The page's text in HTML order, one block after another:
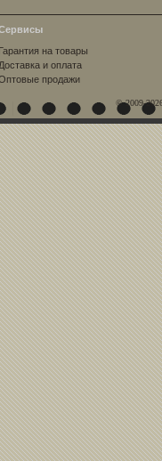
Гарантия на товары
Доставка и оплата
продажи
© 2009-